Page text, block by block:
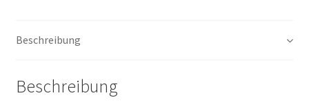
Beschreibung
Beschreibung